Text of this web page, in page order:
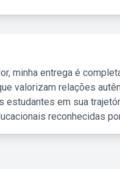
minha entrega é
valorizam relações
estudantes em sua
reconhecidas